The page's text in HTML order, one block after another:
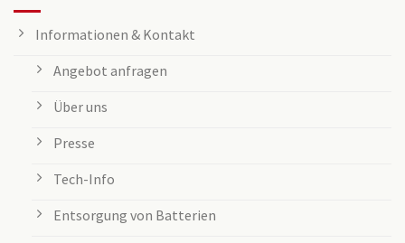
Informationen & Kontakt
Angebot anfragen
Über uns
Presse
Tech-Info
Entsorgung von Batterien